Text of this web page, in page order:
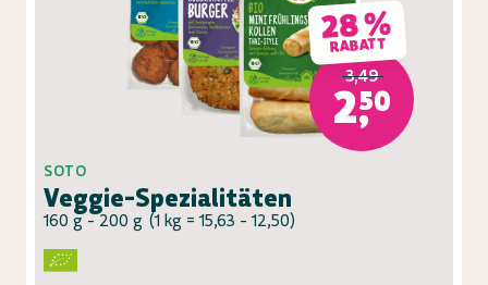
28 %
RABATT
3,49
2,50
SOTO
Veggie-Spezialitäten
160 g - 200 g (1 kg = 15,63 - 12,50)